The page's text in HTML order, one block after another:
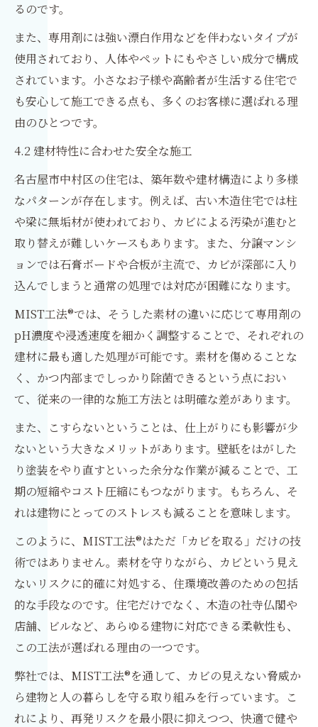
るのです。
また、専用剤には強い漂白作用などを伴わないタイプが
使用されており、人体やペットにもやさしい成分で構成
されています。小さなお子様や高齢者が生活する住宅で
も安心して施工できる点も、多くのお客様に選ばれる理
由のひとつです。
4.2 建材特性に合わせた安全な施工
名古屋市中村区の住宅は、築年数や建材構造により多様
なパターンが存在します。例えば、古い木造住宅では柱
や梁に無垢材が使われており、カビによる汚染が進むと
取り替えが難しいケースもあります。また、分譲マンシ
ョンでは石膏ボードや合板が主流で、カビが深部に入り
込んでしまうと通常の処理では対応が困難になります。
MIST工法®では、そうした素材の違いに応じて専用剤の
pH濃度や浸透速度を細かく調整することで、それぞれの
建材に最も適した処理が可能です。素材を傷めることな
く、かつ内部までしっかり除菌できるという点におい
て、従来の一律的な施工方法とは明確な差があります。
また、こすらないということは、仕上がりにも影響が少
ないという大きなメリットがあります。壁紙をはがした
り塗装をやり直すといった余分な作業が減ることで、工
期の短縮やコスト圧縮にもつながります。もちろん、そ
れは建物にとってのストレスも減ることを意味します。
このように、MIST工法®はただ「カビを取る」だけの技
術ではありません。素材を守りながら、カビという見え
ないリスクに的確に対処する、住環境改善のための包括
的な手段なのです。住宅だけでなく、木造の社寺仏閣や
店舗、ビルなど、あらゆる建物に対応できる柔軟性も、
この工法が選ばれる理由の一つです。
弊社では、MIST工法®を通して、カビの見えない脅威か
ら建物と人の暮らしを守る取り組みを行っています。こ
れにより、再発リスクを最小限に抑えつつ、快適で健や